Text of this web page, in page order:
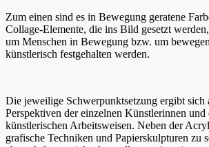
Zum einen sind es in Bewegung geratene
Collage-Elemente, die ins Bild gesetzt
um Menschen in Bewegung bzw. um
künstlerisch festgehalten werden.
Die jeweilige Schwerpunktsetzung ergibt sich
Perspektiven der einzelnen Künstlerinnen und
künstlerischen Arbeitsweisen. Neben der
grafische Techniken und Papierskulpturen zu